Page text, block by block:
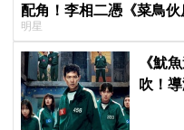
配角！李相二憑《菜鳥
演」傳奇
明星
《魷
吹！